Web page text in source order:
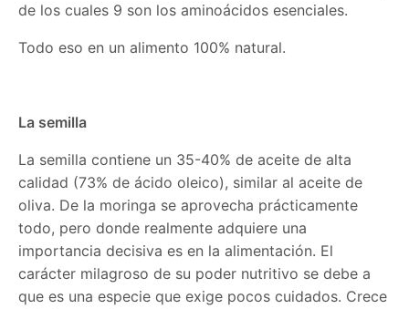
de los cuales 9 son los aminoácidos esenciales.
Todo eso en un alimento 100% natural.
La semilla
La semilla contiene un 35-40% de aceite de alta
calidad (73% de ácido oleico), similar al aceite de
oliva. De la moringa se aprovecha prácticamente
todo, pero donde realmente adquiere una
importancia decisiva es en la alimentación. El
carácter milagroso de su poder nutritivo se debe a
que es una especie que exige pocos cuidados. Crece